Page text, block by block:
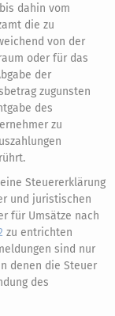
dahin vom
die zu
von der
oder für das
der
zugunsten
des
zu
Steuererklärung
und juristischen
für Umsätze nach
zu entrichten
sind nur
denen die Steuer
des